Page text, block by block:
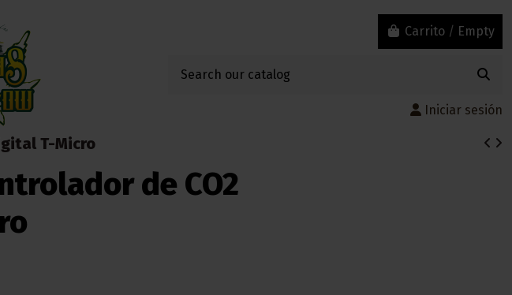
Carrito / Empty
Iniciar sesión
T-Micro
de CO2